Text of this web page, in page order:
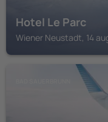
Hotel Le Parc
Wiener Neustadt, 14